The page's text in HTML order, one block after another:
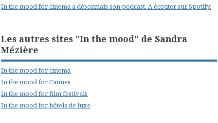
In the mood for cinema a désormais son podcast. A écouter sur Spotify.
Les autres sites "In the mood" de Sandra
Mézière
In the mood for cinema
In the mood for Cannes
In the mood for film festivals
In the mood for hôtels de luxe